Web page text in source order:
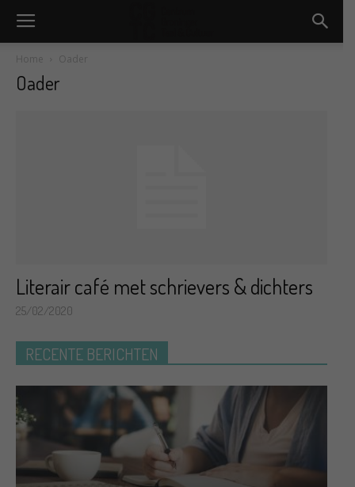
Home Oader
Oader
Literair café met schrievers & dichters
25/02/2020
RECENTE BERICHTEN